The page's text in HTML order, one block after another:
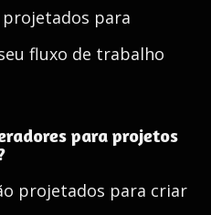
para
fluxo de trabalho
para projetos
projetados para criar